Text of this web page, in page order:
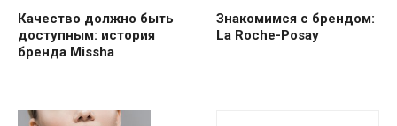
Качество должно быть
доступным: история
бренда Missha
Знакомимся с брендом:
La Roche-Posay